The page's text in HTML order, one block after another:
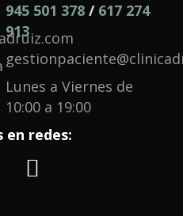
945 501 378 / 617 274
913
Lunes a Viernes de
10:00 a 19:00
en redes: